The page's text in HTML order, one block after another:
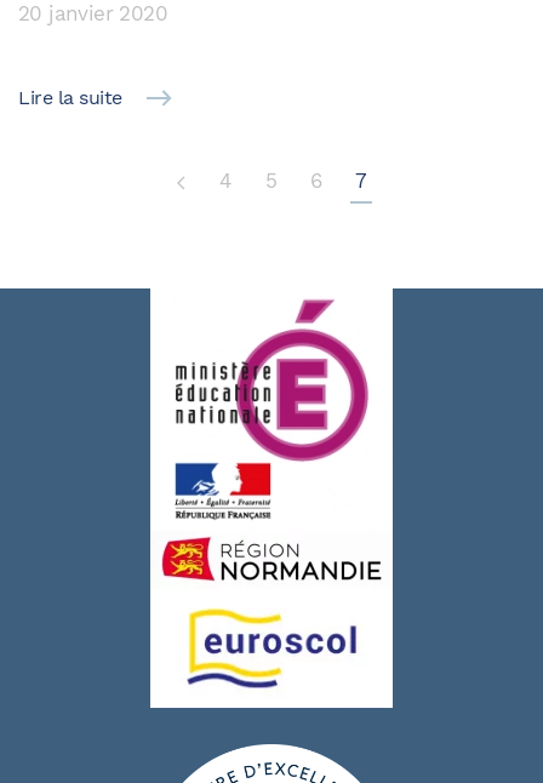
20 janvier 2020
Lire la suite
4 5 6 7